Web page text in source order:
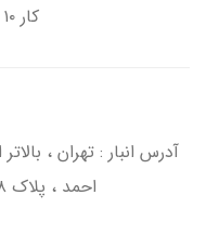
کار ۱۰ صبح الی ۹ شب
آدرس انبار : تهران ،
احمد ، پلاک ۱۸۸ ، واحد ۱ سمت راست